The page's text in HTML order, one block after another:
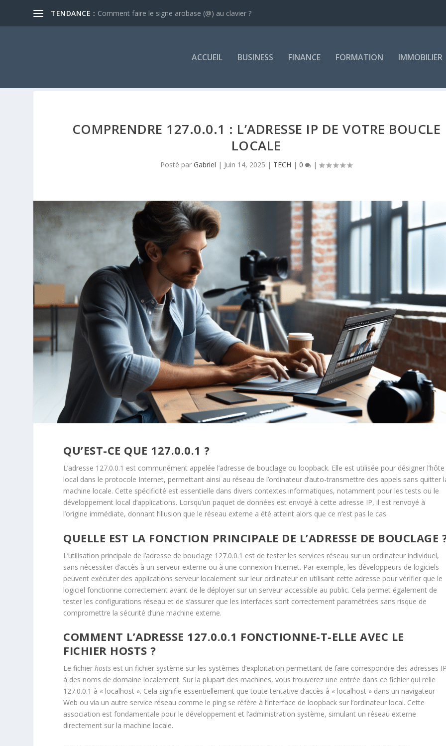
TENDANCE : Comment faire le signe arobase (@) au clavier ?
ACCUEIL BUSINESS FINANCE FORMATION IMMOBILIER
COMPRENDRE 127.0.0.1 : L’ADRESSE IP DE VOTRE BOUCLE
LOCALE
Posté parGabriel | Juin 14, 2025 | TECH |0 |
QU’EST-CE QUE 127.0.0.1 ?
L’adresse 127.0.0.1 est communément appelée l’adresse de bouclage ou loopback. Elle est utilisée pour désigner l’hôte
local dans le protocole Internet, permettant ainsi au réseau de l’ordinateur d’auto-transmettre des appels sans quitter
machine locale. Cette spécificité est essentielle dans divers contextes informatiques, notamment pour les tests ou le
développement local d’applications. Lorsqu’un paquet de données est envoyé à cette adresse IP, il est renvoyé à
l’origine immédiate, donnant l’illusion que le réseau externe a été atteint alors que ce n’est pas le cas.
QUELLE EST LA FONCTION PRINCIPALE DE L’ADRESSE DE BOUCLAGE
L’utilisation principale de l’adresse de bouclage 127.0.0.1 est de tester les services réseau sur un ordinateur individuel,
sans nécessiter d’accès à un serveur externe ou à une connexion Internet. Par exemple, les développeurs de logiciels
peuvent exécuter des applications serveur localement sur leur ordinateur en utilisant cette adresse pour vérifier que le
logiciel fonctionne correctement avant de le déployer sur un serveur accessible au public. Cela permet également de
tester les configurations réseau et de s’assurer que les interfaces sont correctement paramétrées sans risque de
compromettre la sécurité d’une machine externe.
COMMENT L’ADRESSE 127.0.0.1 FONCTIONNE-T-ELLE AVEC LE
FICHIER HOSTS ?
Le fichierhosts est un fichier système sur les systèmes d’exploitation permettant de faire correspondre des adresses
à des noms de domaine localement. Sur la plupart des machines, vous trouverez une entrée dans ce fichier qui relie
127.0.0.1 à « localhost ». Cela signifie essentiellement que toute tentative d’accès à « localhost » dans un navigateur
Web ou via un autre service réseau comme le ping se réfère à l’interface de loopback sur l’ordinateur local. Cette
association est fondamentale pour le développement et l’administration système, simulant un réseau externe
directement sur la machine locale.